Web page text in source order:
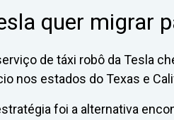
quer migrar
de táxi robô da Tesla
nos estados do Texas e
foi a alternativa